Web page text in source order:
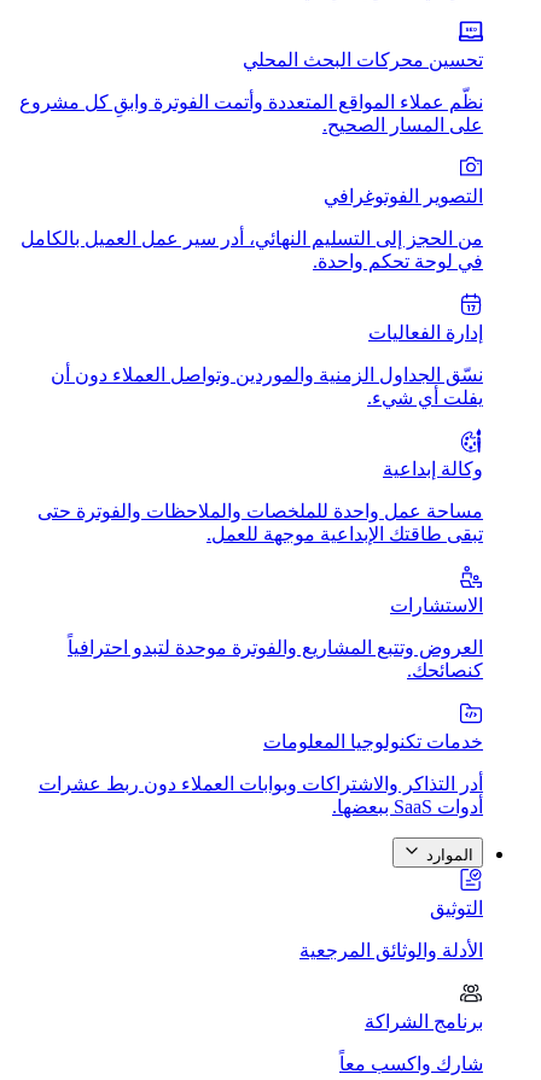
تحسين محركات البحث المحلي
نظّم عملاء المواقع المتعددة وأتمت الفوترة وابقِ كل مشروع
على المسار الصحيح.
التصوير الفوتوغرافي
من الحجز إلى التسليم النهائي، أدر سير عمل العميل بالكامل
في لوحة تحكم واحدة.
إدارة الفعاليات
نسّق الجداول الزمنية والموردين وتواصل العملاء دون أن
يفلت أي شيء.
وكالة إبداعية
مساحة عمل واحدة للملخصات والملاحظات والفوترة حتى
تبقى طاقتك الإبداعية موجهة للعمل.
الاستشارات
العروض وتتبع المشاريع والفوترة موحدة لتبدو احترافياً
كنصائحك.
خدمات تكنولوجيا المعلومات
أدر التذاكر والاشتراكات وبوابات العملاء دون ربط عشرات
أدوات SaaS ببعضها.
الموارد
التوثيق
الأدلة والوثائق المرجعية
برنامج الشراكة
شارك واكسب معاً